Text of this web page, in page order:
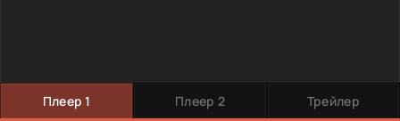
Плеер 1 Плеер 2 Трейлер